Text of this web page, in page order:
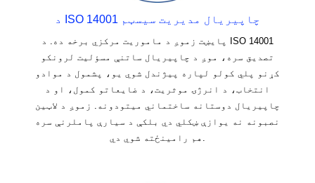
د ISO 14001 چاپیریال مدیریت سیسټم
پایښت زموږ د ماموریت مرکزي برخه ده. د ISO 14001
تصدیق سره، موږ د چاپیریال ساتنې مسؤلیت لرونکو
کړنو پلي کولو لپاره پیژندل شوي یو، پشمول د موادو
انتخاب، د انرژۍ موثریت، د ضایعاتو کمول، او د
چاپیریال دوستانه ساختماني میتودونه. زموږ د لاټین
نصبونه نه یوازې ښکلي دي بلکې د سیارې پاملرنې سره
هم رامینځته شوي دي.